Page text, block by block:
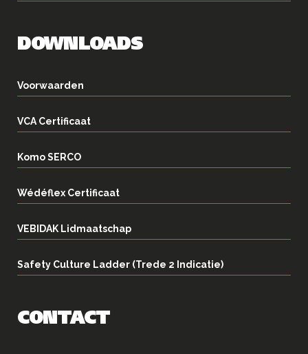
DOWNLOADS
Voorwaarden
VCA Certificaat
Komo SERCO
Wédéflex Certificaat
VEBIDAK Lidmaatschap
Safety Culture Ladder (Trede 2 Indicatie)
CONTACT